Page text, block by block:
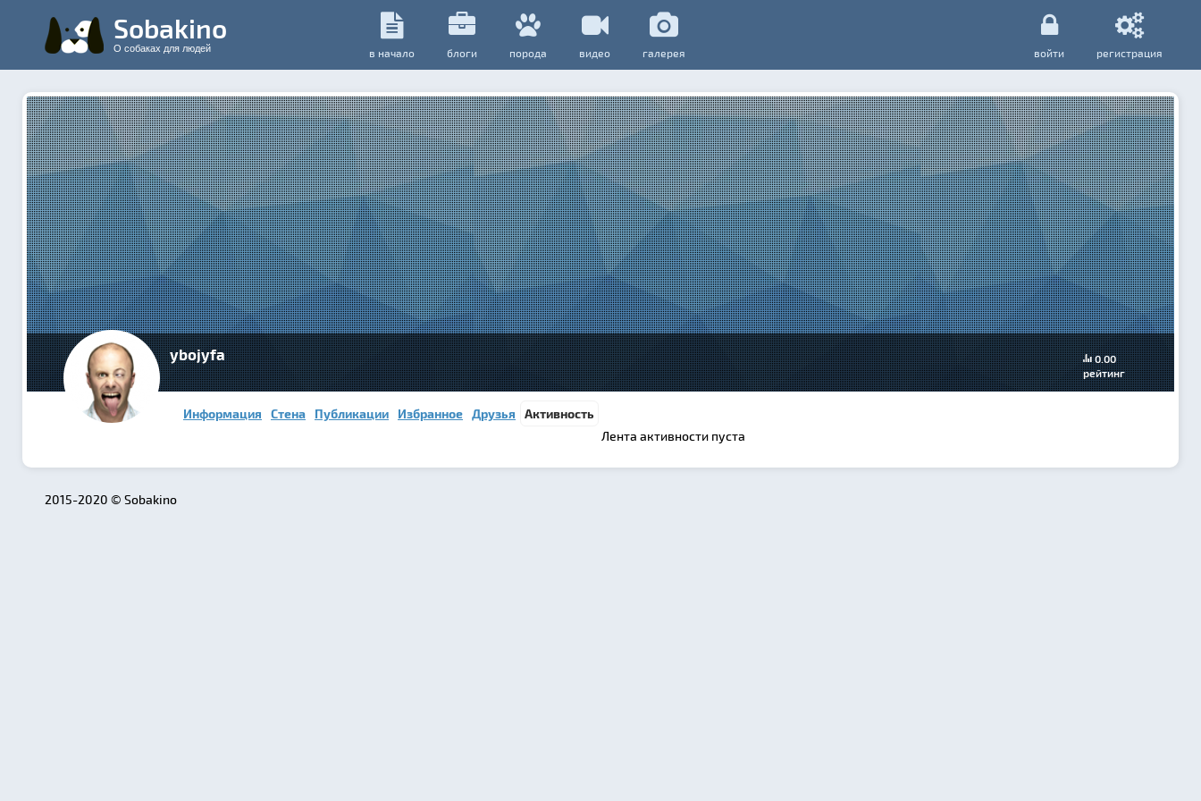
Sobakino
О собаках для людей в начало блоги порода видео галерея войти регистрация
ybojyfa
0.00
рейтинг
Информация Стена Публикации Избранное Друзья
Активность
Лента активности пуста
2015-2020 © Sobakino